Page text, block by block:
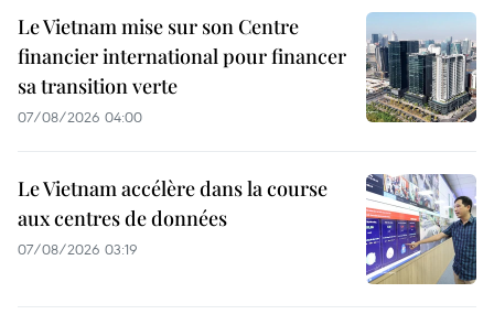
Le Vietnam mise sur son Centre
financier international pour financer
sa transition verte
07/08/2026 04:00
Le Vietnam accélère dans la course
aux centres de données
07/08/2026 03:19